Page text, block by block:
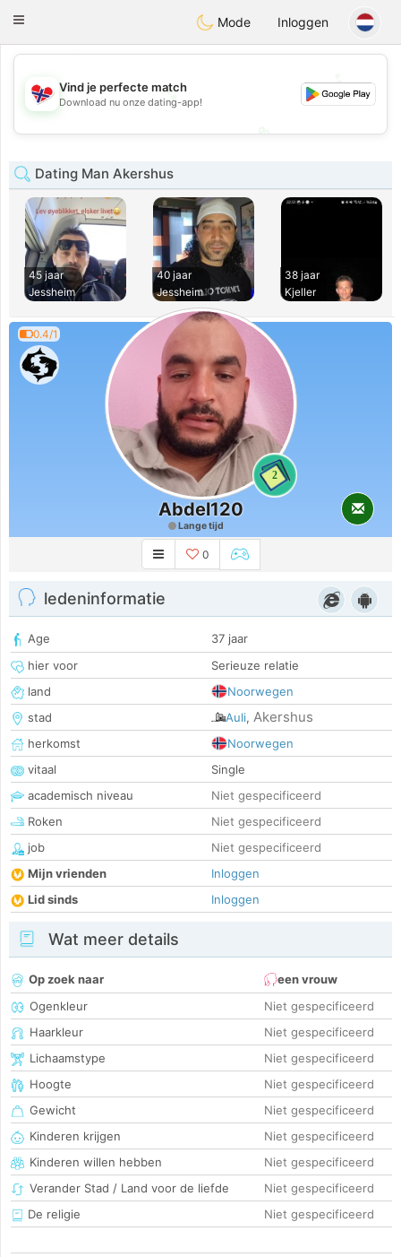
EkteNordmenn
Toggle
Mode Inloggen
💖
💕
💖
Vind je perfecte match
Download nu onze dating-app!
Dating Man Akershus
45 jaar
Jessheim
40 jaar
Jessheim
38 jaar
Kjeller
0.4/1
2
Abdel120
Lange tijd
0
ledeninformatie
Age
37 jaar
hier voor
Serieuze relatie
land
Noorwegen
stad
Auli, Akershus
herkomst
Noorwegen
vitaal
Single
academisch niveau
Niet gespecificeerd
Roken
Niet gespecificeerd
job
Niet gespecificeerd
Mijn vrienden
Inloggen
Lid sinds
Inloggen
Wat meer details
Op zoek naar
een vrouw
Ogenkleur
Niet gespecificeerd
Haarkleur
Niet gespecificeerd
Lichaamstype
Niet gespecificeerd
Hoogte
Niet gespecificeerd
Gewicht
Niet gespecificeerd
Kinderen krijgen
Niet gespecificeerd
Kinderen willen hebben
Niet gespecificeerd
Verander Stad / Land voor de liefde
Niet gespecificeerd
De religie
Niet gespecificeerd